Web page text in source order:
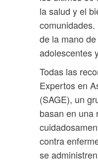
la salud y el
de la mano
adolescentes
Todas las
Expertos en
(SAGE), un
basan en una
contra
se